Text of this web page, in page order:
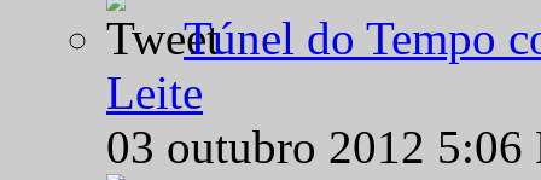
Túnel do Tempo
Leite
03 outubro 2012